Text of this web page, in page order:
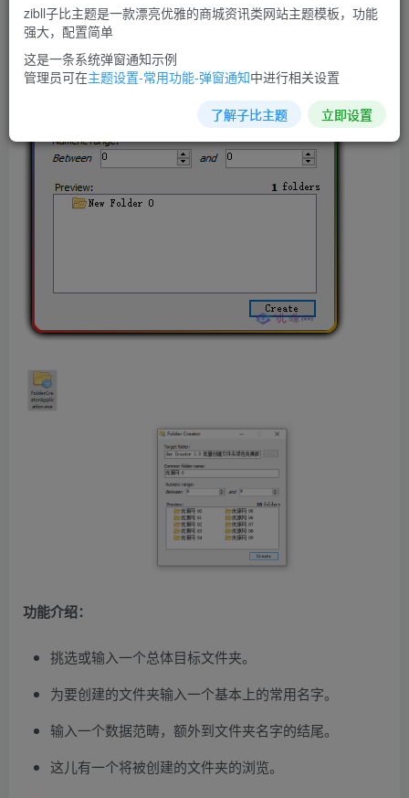
功能介绍：
挑选或输入一个总体目标文件夹。
为要创建的文件夹输入一个基本上的常用名字。
输入一个数据范畴，额外到文件夹名字的结尾。
这儿有一个将被创建的文件夹的浏览。
zibll子比主题是一款漂亮优雅的商城资讯类网站主题模板，功能
强大，配置简单
这是一条系统弹窗通知示例
管理员可在主题设置-常用功能-弹窗通知中进行相关设置
了解子比主题 立即设置